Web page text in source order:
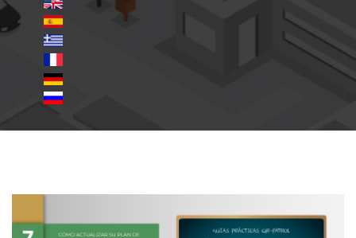
how-to-guides-es-7.jpg